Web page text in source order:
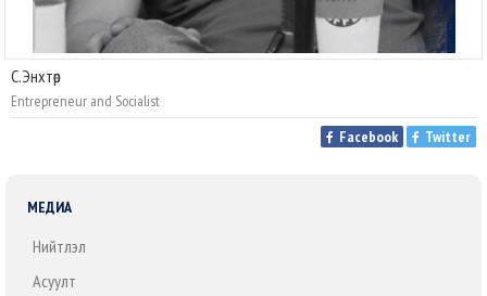
C.Энхтөр
Entrepreneur and Socialist
Facebook
Twitter
МЕДИА
Нийтлэл
Асуулт